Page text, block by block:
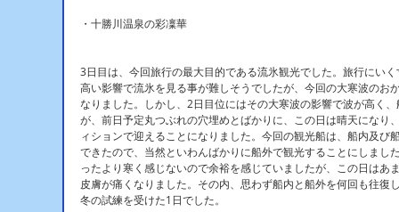
・十勝川温泉の彩凜華
3日目は、今回旅行の最大目的である流氷観光でした。旅行にい
高い影響で流氷を見る事が難しそうでしたが、今回の大寒波のお
なりました。しかし、2日目位にはその大寒波の影響で波が高く
が、前日予定丸つぶれの穴埋めとばかりに、この日は晴天になり
ィションで迎えることになりました。今回の観光船は、船内及び
できたので、当然といわんばかりに船外で観光することにしまし
ったより寒く感じないので余裕を感じていましたが、この日はあ
皮膚が痛くなりました。その内、思わず船内と船外を何回も往復
冬の試練を受けた1日でした。